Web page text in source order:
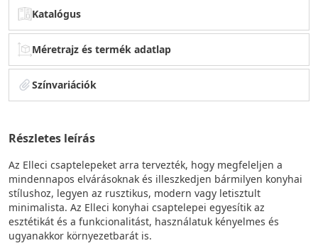
Katalógus
Méretrajz és termék adatlap
Színvariációk
Részletes leírás
Az Elleci csaptelepeket arra tervezték, hogy megfeleljen a
mindennapos elvárásoknak és illeszkedjen bármilyen konyhai
stílushoz, legyen az rusztikus, modern vagy letisztult
minimalista. Az Elleci konyhai csaptelepei egyesítik az
esztétikát és a funkcionalitást, használatuk kényelmes és
ugyanakkor környezetbarát is.